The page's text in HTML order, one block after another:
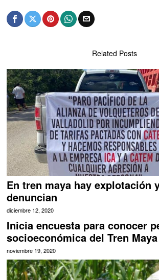
Related Posts
En tren maya hay explotación
denuncian
diciembre 12, 2020
Inicia encuesta para conocer
socioeconómica del Tren Maya
noviembre 19, 2020